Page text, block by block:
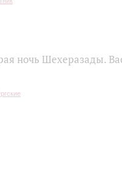
ночь Шехеразады.